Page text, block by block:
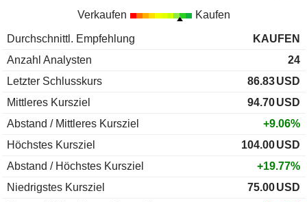
Verkaufen Kaufen
Durchschnittl. Empfehlung
KAUFEN
Anzahl Analysten
24
Letzter Schlusskurs
86.83USD
Mittleres Kursziel
94.70USD
Abstand / Mittleres Kursziel
+9.06%
Höchstes Kursziel
104.00USD
Abstand / Höchstes Kursziel
+19.77%
Niedrigstes Kursziel
75.00USD